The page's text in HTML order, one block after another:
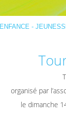
ENFANCE -
organisé par
le dimanche